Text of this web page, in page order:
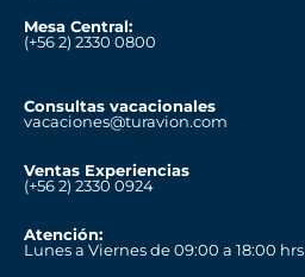
Mesa Central:
(+56 2) 2330 0800
Consultas vacacionales
vacaciones@turavion.com
Ventas Experiencias
(+56 2) 2330 0924
Atención:
Lunes a Viernes de 09:00 a 18:00 hrs